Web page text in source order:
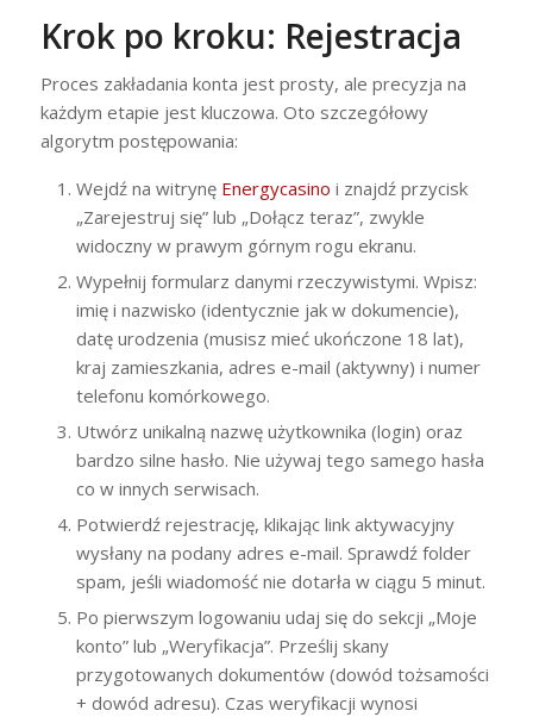
Krok po kroku: Rejestracja
Proces zakładania konta jest prosty, ale precyzja na
każdym etapie jest kluczowa. Oto szczegółowy
algorytm postępowania:
Wejdź na witrynę Energycasino i znajdź przycisk
„Zarejestruj się” lub „Dołącz teraz”, zwykle
widoczny w prawym górnym rogu ekranu.
Wypełnij formularz danymi rzeczywistymi. Wpisz:
imię i nazwisko (identycznie jak w dokumencie),
datę urodzenia (musisz mieć ukończone 18 lat),
kraj zamieszkania, adres e-mail (aktywny) i numer
telefonu komórkowego.
Utwórz unikalną nazwę użytkownika (login) oraz
bardzo silne hasło. Nie używaj tego samego hasła
co w innych serwisach.
Potwierdź rejestrację, klikając link aktywacyjny
wysłany na podany adres e-mail. Sprawdź folder
spam, jeśli wiadomość nie dotarła w ciągu 5 minut.
Po pierwszym logowaniu udaj się do sekcji „Moje
konto” lub „Weryfikacja”. Prześlij skany
przygotowanych dokumentów (dowód tożsamości
+ dowód adresu). Czas weryfikacji wynosi